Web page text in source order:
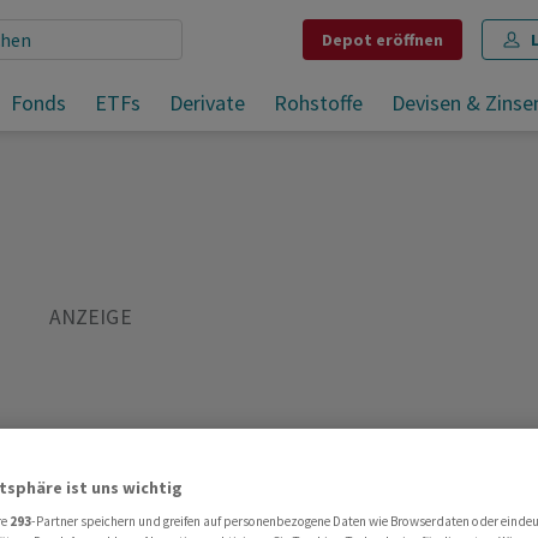
Depot eröffnen
Fonds ETFs Derivate Rohstoffe Devisen &
Microsoft mit neuem Vorschlag in London für Activision-Deal
Teilen Merken Drucken Kommentare
ist uns wichtig
293-Partner speichern und greifen auf personenbezogene Daten wie Browserdaten oder